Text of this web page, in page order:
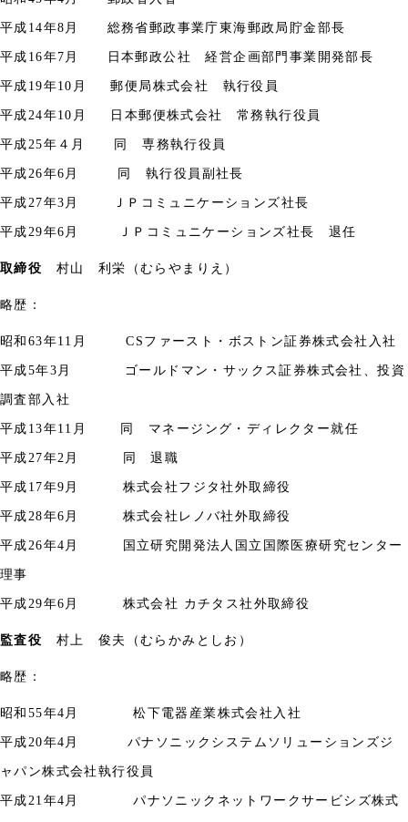
平成 14年8 月 総務省郵政事業庁東海郵政局貯金部長
平成 16年7 月 日本郵政公社 経営企画部門事業開発部長
平成 19年10 月 郵便局株式会社 執行役員
平成24年10 月 日本郵便株式会社 常務執行役員
平成25年４月 同 専務執行役員
平成26年6 月 同 執行役員副社長
平成27年3 月 ＪＰコミュニケーションズ社長
平成29年6 月 ＪＰコミュニケーションズ社長 退任
取締役 村山 利栄（むらやまりえ）
略歴：
昭和 63年11 月 CS ファースト・ボストン証券株式会社入社
平成5年3 月 ゴールドマン・サックス証券株式会社、投資
調査部入社
平成 13年11 月 同 マネージング・ディレクター就任
平成27年2 月 同 退職
平成 17年9 月 株式会社フジタ社外取締役
平成28年6 月 株式会社レノバ社外取締役
平成26年4 月 国立研究開発法人国立国際医療研究センター
理事
平成29年6 月 株式会社 カチタス社外取締役
監査役 村上 俊夫（むらかみとしお）
略歴：
昭和 55年4 月 松下電器産業株式会社入社
平成20年4 月 パナソニックシステムソリューションズジ
ャパン株式会社執行役員
平成21 年4 月 パナソニックネットワークサービシズ株式